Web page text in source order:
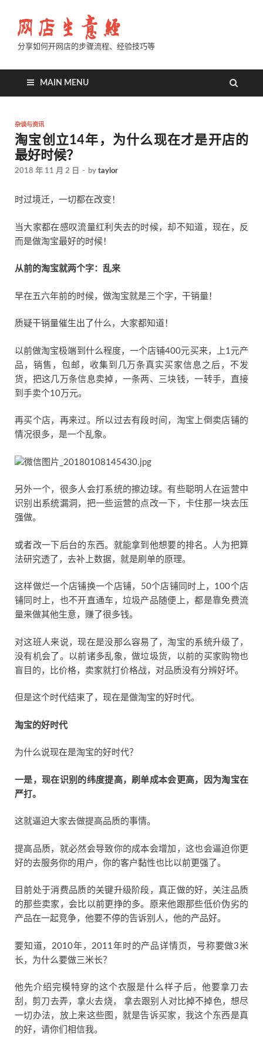
分享如何开网店的步骤流程、经验技巧等
MAIN MENU
杂谈与资讯
淘宝创立14年，为什么现在才是开店的
最好时候？
2018 年 11 月 2 日 - by taylor
时过境迁，一切都在改变！
当大家都在感叹流量红利失去的时候，却不知道，现在，反
而是做淘宝最好的时候！
从前的淘宝就两个字：乱来
早在五六年前的时候，做淘宝就是三个字，干销量！
质疑干销量催生出了什么，大家都知道！
以前做淘宝极端到什么程度，一个店铺400元买来，上1元产
品，销售，包邮，收集到几万条真实买家信息之后，不发
货，把这几万条信息卖掉，一条两、三块钱，一转手，直接
到手卖个10万元。
再买个店，再来过。所以过去有段时间，淘宝上倒卖店铺的
情况很多，是一个乱象。
另外一个，很多人会打系统的擦边球。有些聪明人在运营中
识别出系统漏洞，把一些运营的点改一下，卡住那一块去压
强做。
或者改一下后台的东西。就能拿到他想要的排名。人为把算
法研究透了，去补上数据，就是刷单的原理。
这样做烂一个店铺换一个店铺，50个店铺同时上，100个店
铺同时上，也不开直通车，垃圾产品随便上，都是靠免费流
量来做其他生意，赚了很多钱。
对这班人来说，现在是没那么容易了，淘宝的系统升级了，
没有机会了。以前诸多乱象，做垃圾货，以前的买家购物也
盲目的，比价格，卖家就打价格战，对品质没有分辨好坏。
但是这个时代结束了，现在是做淘宝的好时代。
淘宝的好时代
为什么说现在是淘宝的好时代？
一是，现在识别的纬度提高，刷单成本会更高，因为淘宝在
严打。
这就逼迫大家去做提高品质的事情。
提高品质，就必然会导致你的成本会增加，这也会逼迫你更
好的去服务你的用户，你的客户黏性也比以前更强了。
目前处于消费品质的关键升级阶段，真正做的好，关注品质
的那些卖家，会比以前更挣的多。原来他跟那些低价伪劣的
产品在一起竞争，他要不停的告诉别人，他的产品好。
要知道，2010年，2011年时的产品详情页，号称要做3米
长，为什么要做三米长？
他先介绍完模特穿的这个衣服是什么样子后，他要拿刀去
刮，剪刀去弄，拿火去烧， 拿去跟别人对比掉不掉色，想尽
一切办法，放上来这些图，就是告诉买家，我这个东西是真
的好，请你们相信我。